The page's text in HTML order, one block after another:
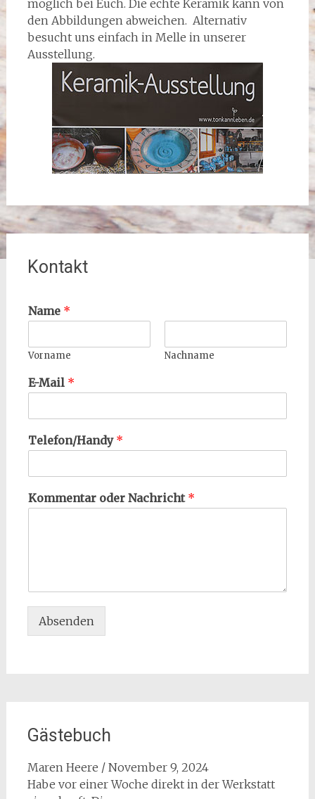
möglich bei Euch. Die echte Keramik kann von
den Abbildungen abweichen. Alternativ
besucht uns einfach in Melle in unserer
Ausstellung.
Kontakt
Name *
Vorname Nachname
E-Mail *
Telefon/Handy *
Kommentar oder Nachricht *
Absenden
Gästebuch
Maren Heere / November 9, 2024
Habe vor einer Woche direkt in der Werkstatt